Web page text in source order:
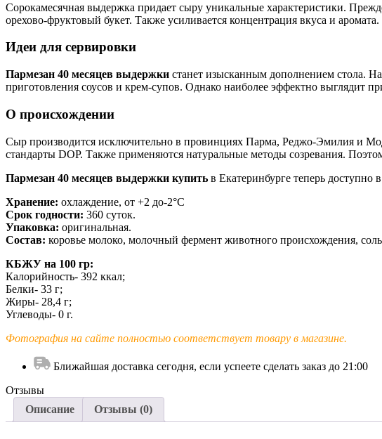
Сорокамесячная выдержка придает сыру уникальные характеристики.
орехово-фруктовый букет. Также усиливается концентрация вкуса и
Идеи для сервировки
Пармезан 40 месяцев выдержки станет изысканным дополнением стола.
приготовления соусов и крем-супов. Однако наиболее эффектно выглядит
О происхождении
Сыр производится исключительно в провинциях Парма, Реджо-Эмилия и
стандарты DOP. Также применяются натуральные методы созревания.
Пармезан 40 месяцев выдержки купить в Екатеринбурге теперь доступно
Хранение: охлаждение, от +2 до-2°C
Срок годности: 360 суток.
Упаковка: оригинальная.
Состав: коровье молоко, молочный фермент животного происхождения,
КБЖУ на 100 гр:
Калорийность- 392 ккал;
Белки- 33 г;
Жиры- 28,4 г;
Углеводы- 0 г.
Фотография на сайте полностью соответствует товару в магазине.
Ближайшая доставка сегодня, если успеете сделать заказ до 21:00
Отзывы
Описание
Отзывы (0)